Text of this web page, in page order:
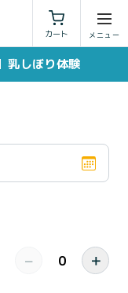
カート
商取引法に基づく表示
乳しぼり体験
− ＋